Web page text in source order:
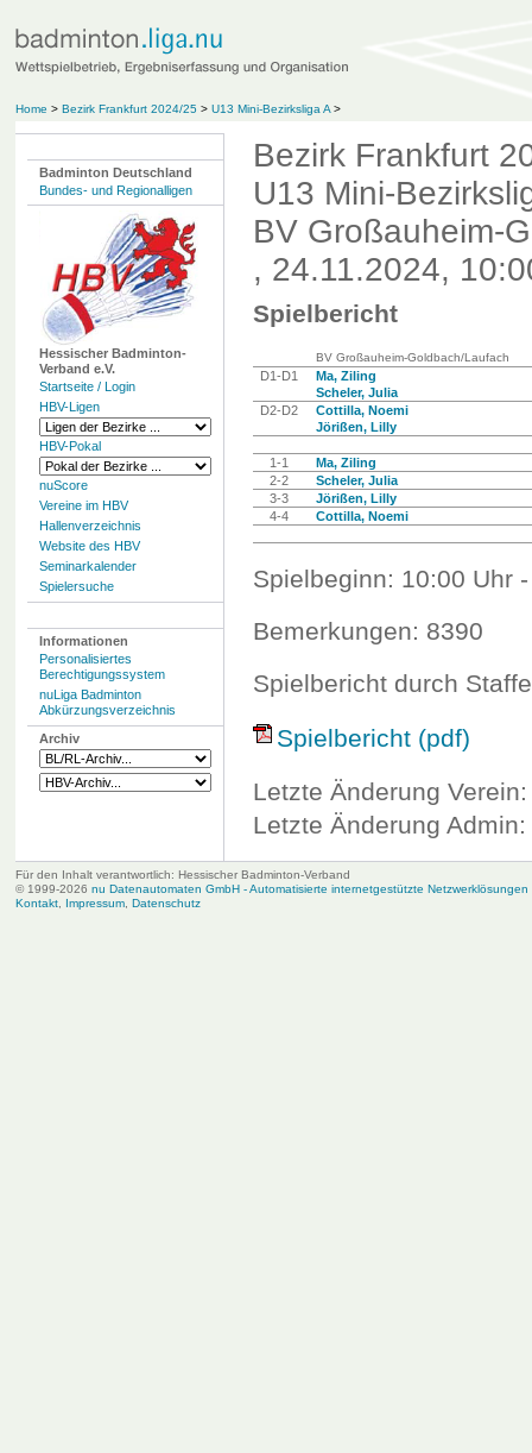
Home > Bezirk Frankfurt 2024/25 > U13 Mini-Bezirksliga A >
Badminton Deutschland
Bundes- und Regionalligen
Hessischer Badminton-
Verband e.V.
Startseite / Login
HBV-Ligen
HBV-Pokal
nuScore
Vereine im HBV
Hallenverzeichnis
Website des HBV
Seminarkalender
Spielersuche
Informationen
Personalisiertes
Berechtigungssystem
nuLiga Badminton
Abkürzungsverzeichnis
Archiv
Bezirk Frankfurt
U13 Mini-
BV Großauheim-
, 24.11.2024,
Spielbericht
BV Großauheim-Goldbach/Laufach
D1-D1
Ma, Ziling
Scheler, Julia
D2-D2
Cottilla, Noemi
Jörißen, Lilly
1-1
Ma, Ziling
2-2
Scheler, Julia
3-3
Jörißen, Lilly
4-4
Cottilla, Noemi
Spielbeginn: 10:00 Uhr
Bemerkungen: 8390
Spielbericht durch
Spielbericht (pdf)
Letzte Änderung
Letzte Änderung
Für den Inhalt verantwortlich: Hessischer Badminton-Verband
© 1999-2026 nu Datenautomaten GmbH - Automatisierte internetgestützte Netzwerklösungen
Kontakt, Impressum, Datenschutz